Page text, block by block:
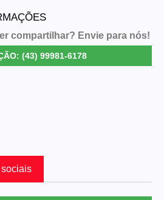
compartilhar? Envie para nós!
(43) 99981-6178
sociais